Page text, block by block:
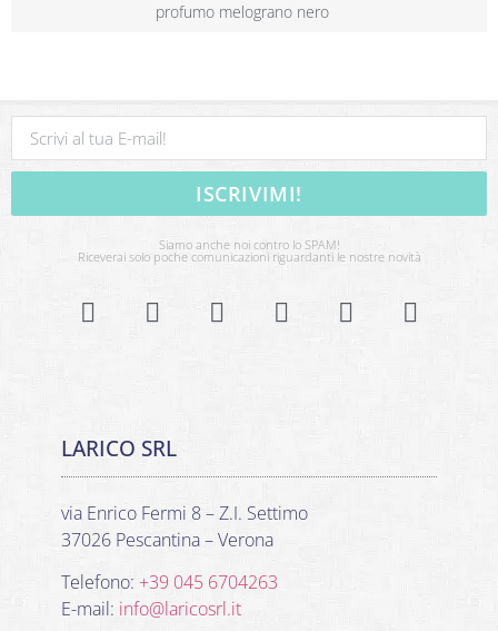
profumo melograno nero
ISCRIVIMI!
Siamo anche noi contro lo SPAM!
Riceverai solo poche comunicazioni riguardanti le nostre novità
LARICO SRL
via Enrico Fermi 8 – Z.I. Settimo
37026 Pescantina – Verona
Telefono: +39 045 6704263
E-mail: info@laricosrl.it